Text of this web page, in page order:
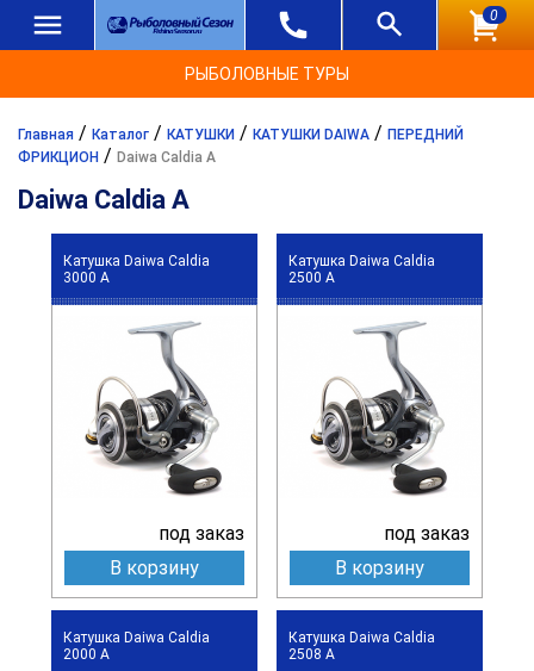
0
РЫБОЛОВНЫЕ ТУРЫ
Главная / Каталог / КАТУШКИ / КАТУШКИ DAIWA / ПЕРЕДНИЙ
ФРИКЦИОН / Daiwa Caldia A
Daiwa Caldia A
Катушка Daiwa Caldia
3000 A
под заказ
В корзину
Катушка Daiwa Caldia
2500 A
под заказ
В корзину
Катушка Daiwa Caldia
2000 A
Катушка Daiwa Caldia
2508 A